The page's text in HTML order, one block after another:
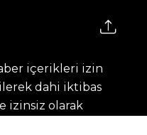
içerikleri izin
dahi iktibas
izinsiz olarak